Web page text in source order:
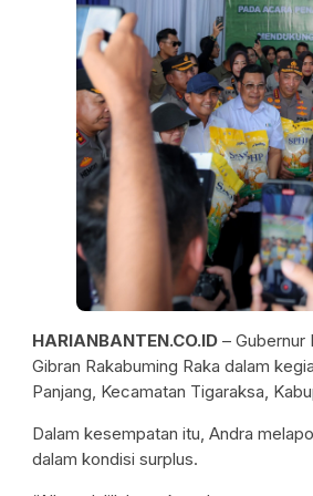
HARIANBANTEN.CO.ID – Gubernur
Gibran Rakabuming Raka dalam
Panjang, Kecamatan Tigaraksa,
Dalam kesempatan itu, Andra
dalam kondisi surplus.